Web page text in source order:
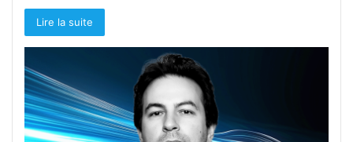
Lire la suite